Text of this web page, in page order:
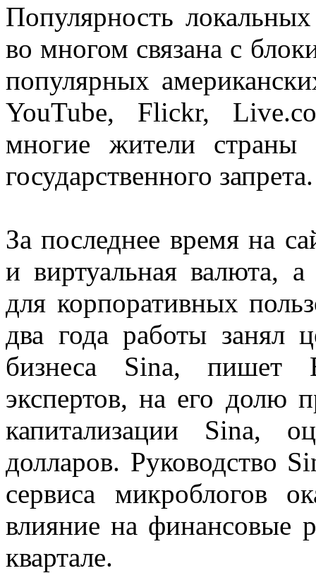
Популярность
во многом связана с
популярных
YouTube, Flickr,
многие жители страны
государственного запрета.
За последнее время на
и виртуальная валюта,
для корпоративных
два года работы занял
бизнеса Sina, пишет
экспертов, на его долю
капитализации Sina,
долларов. Руководство
сервиса микроблогов
влияние на финансовые
квартале.